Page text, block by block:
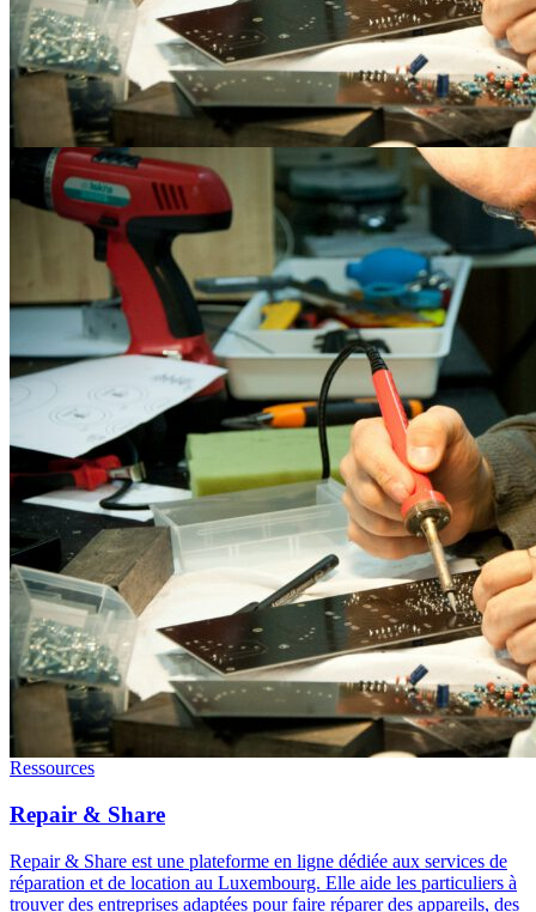
Ressources
Repair & Share
Repair & Share est une plateforme en ligne dédiée aux services de
réparation et de location au Luxembourg. Elle aide les particuliers à
trouver des entreprises adaptées pour faire réparer des appareils, des